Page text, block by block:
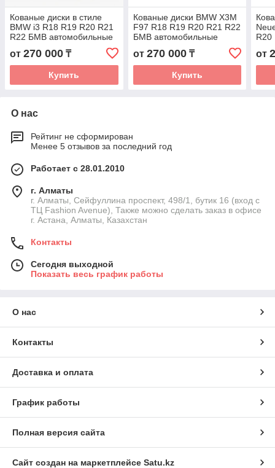
Кованые диски в стиле
BMW i3 R18 R19 R20 R21
R22 БМВ автомобильные
от 270 000 ₸
Купить
Кованые диски BMW X3M
F97 R18 R19 R20 R21 R22
БМВ автомобильные
диски колеса ковка диск
от 270 000₸
Купить
от
О нас
Рейтинг не сформирован
Менее 5 отзывов за последний год
Работает с 28.01.2010
г. Алматы
г. Алматы, Сейфуллина проспект, 498/1, бутик 16 (вход с
ТЦ Fashion Avenue), Также можно сделать заказ в офисе
г. Астана, Алматы, Казахстан
Контакты
Сегодня выходной
Показать весь график работы
О нас
Контакты
Доставка и оплата
График работы
Полная версия сайта
Сайт создан на маркетплейсе Satu.kz